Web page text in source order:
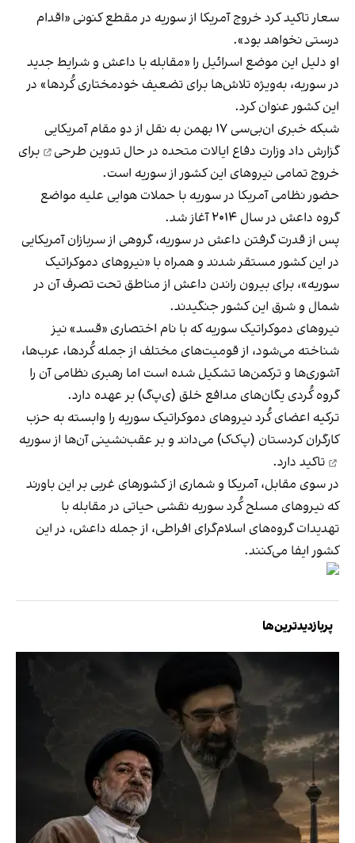
سعار تاکید کرد خروج آمریکا از سوریه در مقطع کنونی «اقدام
درستی نخواهد بود».
او دلیل این موضع اسرائیل را «مقابله با داعش و شرایط جدید
در سوریه، به‌ویژه تلاش‌ها برای تضعیف خودمختاری کُردها» در
این کشور عنوان کرد.
شبکه خبری ان‌بی‌سی ۱۷ بهمن به نقل از دو مقام آمریکایی
گزارش داد وزارت دفاع ایالات متحده در حال تدوین طرحی
برای
خروج تمامی نیروهای این کشور از سوریه است.
حضور نظامی آمریکا در سوریه با حملات هوایی علیه مواضع
گروه داعش در سال ۲۰۱۴ آغاز شد.
پس از قدرت گرفتن داعش در سوریه، گروهی از سربازان آمریکایی
در این کشور مستقر شدند و همراه با «نیروهای دموکراتیک
سوریه»، برای بیرون راندن داعش از مناطق تحت تصرف آن در
شمال و شرق این کشور جنگیدند.
نیروهای دموکراتیک سوریه که با نام اختصاری «قسد» نیز
شناخته می‌شود، از قومیت‌های مختلف از جمله کُردها، عرب‌ها،
آشوری‌ها و ترکمن‌ها تشکیل شده است اما رهبری نظامی آن را
گروه کُردی یگان‌های مدافع خلق (ی‌پ‌گ) بر عهده دارد.
ترکیه اعضای کُرد نیروهای دموکراتیک سوریه را وابسته به حزب
کارگران کردستان (پ‌ک‌ک) می‌داند و برعقب‌نشینی آن‌ها از سوریه
تاکید دارد.
در سوی مقابل، آمریکا و شماری از کشورهای غربی بر این باورند
که نیروهای مسلح کُرد سوریه نقشی حیاتی در مقابله با
تهدیدات گروه‌های اسلام‌گرای افراطی، از جمله داعش، در این
کشور ایفا می‌کنند.
پربازدیدترین‌ها